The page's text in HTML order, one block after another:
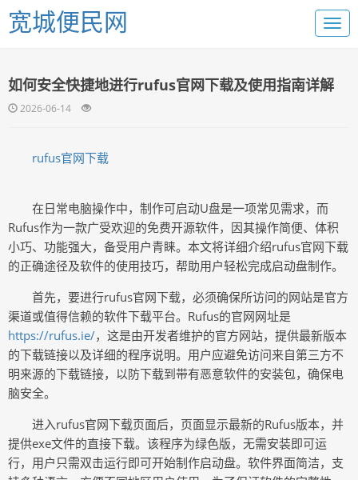
宽城便民网
如何安全快捷地进行rufus官网下载及使用指南详解
2026-06-14
rufus官网下载
在日常电脑操作中，制作可启动U盘是一项常见需求，而
Rufus作为一款广受欢迎的免费开源软件，因其操作简便、体积
小巧、功能强大，备受用户青睐。本文将详细介绍rufus官网下载
的正确途径及软件的使用技巧，帮助用户轻松完成启动盘制作。
首先，要进行rufus官网下载，必须确保所访问的网站是官方
渠道或值得信赖的软件下载平台。Rufus的官网网址是
https://rufus.ie/，这是由开发者维护的官方网站，提供最新版本
的下载链接以及详细的程序说明。用户应避免访问来自第三方不
明来源的下载链接，以防下载到带有恶意软件的安装包，确保电
脑安全。
进入rufus官网下载页面后，页面显示最新的Rufus版本，并
提供exe文件的直接下载。该程序为绿色版，无需安装即可运
行，用户只需双击运行即可开始制作启动盘。软件界面简洁，支